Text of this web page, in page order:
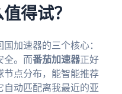
得试？
加速器的三个核心：
全。而番茄加速器正好
节点分布，能智能推荐
动匹配离我最近的亚